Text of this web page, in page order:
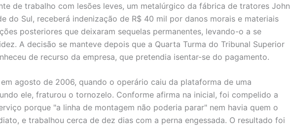
de trabalho com lesões leves, um metalúrgico da fábrica de tratores John
do Sul, receberá indenização de R$ 40 mil por danos morais e materiais
posteriores que deixaram sequelas permanentes, levando-o a se
A decisão se manteve depois que a Quarta Turma do Tribunal Superior
de recurso da empresa, que pretendia isentar-se do pagamento.
agosto de 2006, quando o operário caiu da plataforma de uma
ele, fraturou o tornozelo. Conforme afirma na inicial, foi compelido a
porque "a linha de montagem não poderia parar" nem havia quem o
e trabalhou cerca de dez dias com a perna engessada. O resultado foi